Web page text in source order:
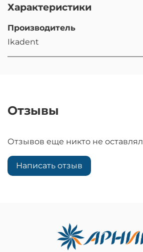
Характеристики
Производитель
Ikadent
Отзывы
Отзывов еще никто не оставлял
Написать отзыв